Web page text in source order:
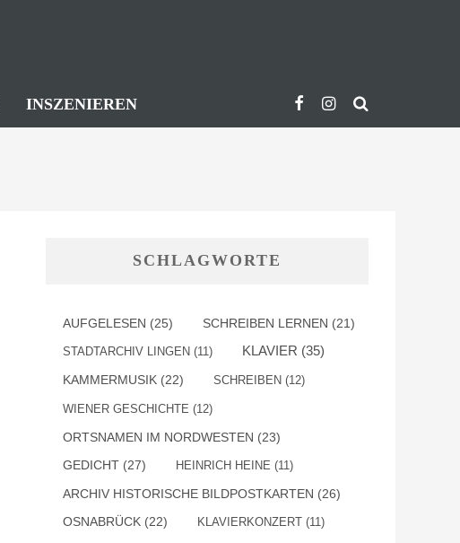
INSZENIEREN
SCHLAGWORTE
AUFGELESEN (25) SCHREIBEN LERNEN (21)
STADTARCHIV LINGEN (11) KLAVIER (35)
KAMMERMUSIK (22) SCHREIBEN (12)
WIENER GESCHICHTE (12)
ORTSNAMEN IM NORDWESTEN (23)
GEDICHT (27) HEINRICH HEINE (11)
ARCHIV HISTORISCHE BILDPOSTKARTEN (26)
OSNABRÜCK (22) KLAVIERKONZERT (11)